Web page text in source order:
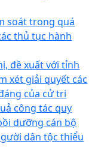
soát trong quá
thủ tục hành
đề xuất với tỉnh
xét giải quyết các
của cử tri
công tác quy
dưỡng cán bộ
dân tộc thiểu